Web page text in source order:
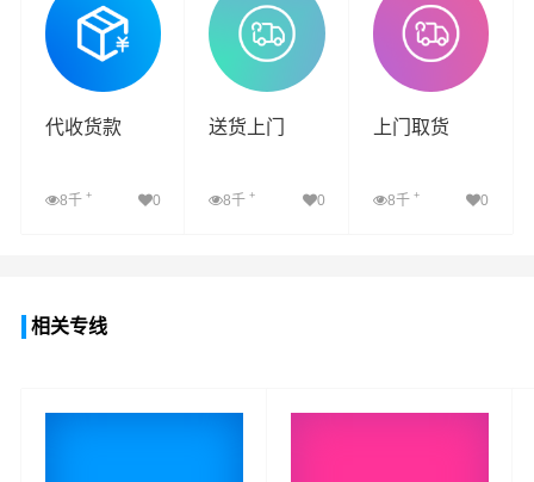
代收货款
8千 + 0
送货上门
8千+ 0
上门取货
8千 + 0
相关专线